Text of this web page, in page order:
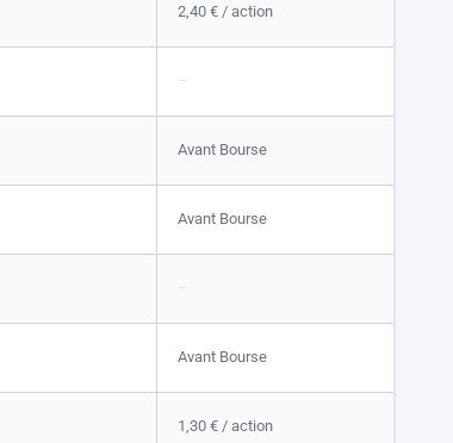
2,40 € / action
–
Avant Bourse
Avant Bourse
Avant Bourse
1,30 € / action